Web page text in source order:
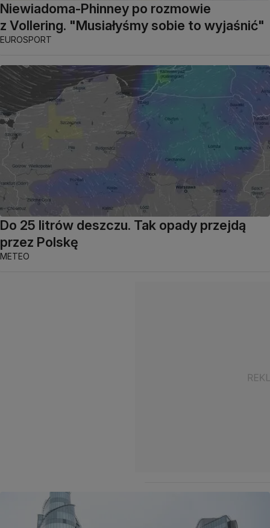
Niewiadoma-Phinney po rozmowie
z Vollering. "Musiałyśmy sobie to wyjaśnić"
EUROSPORT
Do 25 litrów deszczu. Tak opady przejdą
przez Polskę
METEO